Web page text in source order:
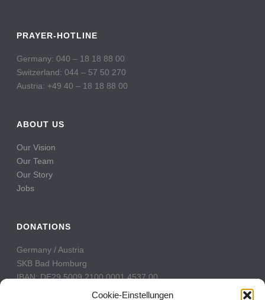
Cookie-Einstellungen
PRAYER-HOTLINE
Germany: 040 – 18 18 88 00
Switzerland: 044 – 57 50 270
Austria: +49 40 – 18 18 88 00
ABOUT US
Our Vision
Our Team
Our Story
Jobs
DONATIONS
Germany / Austria
SKB Bad Homburg
IBAN: DE29 5009 2100 0001 4537 00
BIC: GENODE51BH2